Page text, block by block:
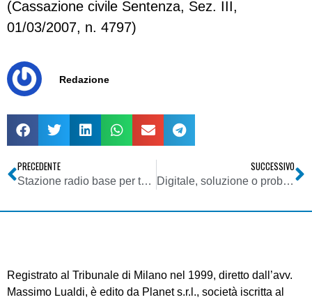
(Cassazione civile Sentenza, Sez. III,
01/03/2007, n. 4797)
Redazione
PRECEDENTE
Stazione radio base per telefonia mobile
SUCCESSIVO
Digitale, soluzione o problema dei broadcaster?
Registrato al Tribunale di Milano nel 1999, diretto dall’avv.
Massimo Lualdi, è edito da Planet s.r.l., società iscritta al